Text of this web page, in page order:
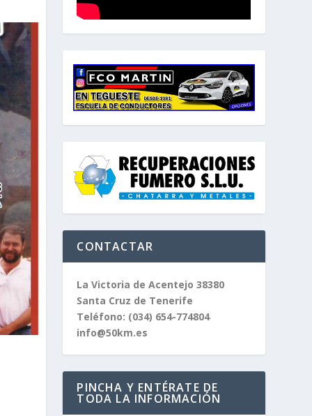
CONTACTAR
La Victoria de Acentejo 38380
Santa Cruz de Tenerife
Teléfono: (034) 654-774804
info@50km.es
PINCHA Y ENTÉRATE DE
TODA LA INFORMACIÓN